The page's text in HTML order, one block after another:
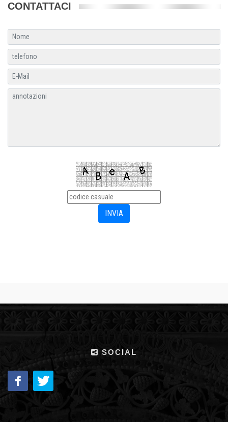
CONTATTACI
SOCIAL